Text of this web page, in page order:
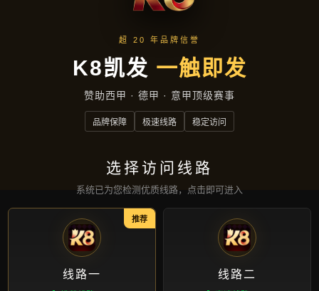
首页 主营产品